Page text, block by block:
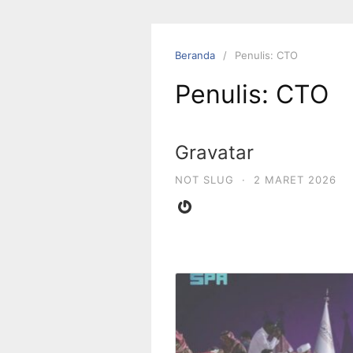
Beranda Penulis: CTO
Penulis: CTO
Gravatar
NOT SLUG · 2 MARET 2026